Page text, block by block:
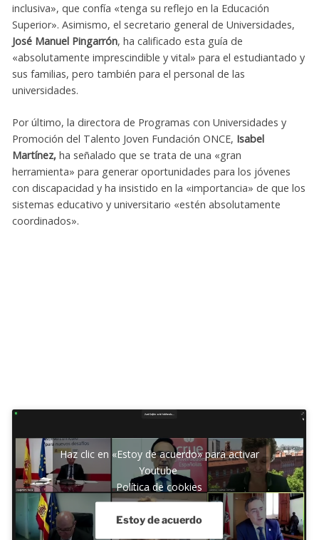
inclusiva», que confía «tenga su reflejo en la Educación
Superior». Asimismo, el secretario general de Universidades,
José Manuel Pingarrón, ha calificado esta guía de
«absolutamente imprescindible y vital» para el estudiantado y
sus familias, pero también para el personal de las
universidades.
Por último, la directora de Programas con Universidades y
Promoción del Talento Joven Fundación ONCE, Isabel
Martínez,ha señalado que se trata de una «gran
herramienta» para generar oportunidades para los jóvenes
con discapacidad y ha insistido en la «importancia» de que los
sistemas educativo y universitario «estén absolutamente
coordinados».
Haz clic en «Estoy de acuerdo» para activar
Youtube
Política de cookies
Estoy de acuerdo